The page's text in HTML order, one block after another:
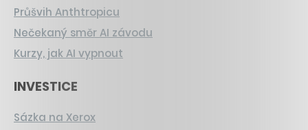
Průšvih Anthtropicu
Nečekaný směr AI závodu
Kurzy, jak AI vypnout
INVESTICE
Sázka na Xerox